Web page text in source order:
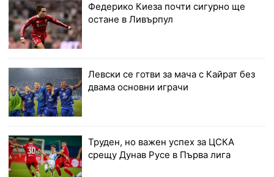
Федерико Киеза почти сигурно ще
остане в Ливърпул
Левски се готви за мача с Кайрат без
двама основни играчи
Труден, но важен успех за ЦСКА
срещу Дунав Русе в Първа лига